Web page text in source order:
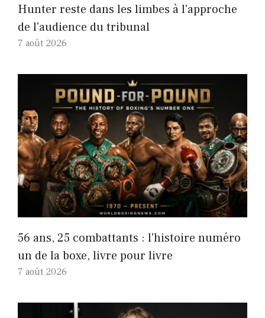
Hunter reste dans les limbes à l'approche
de l'audience du tribunal
7 août 2026
56 ans, 25 combattants : l'histoire numéro
un de la boxe, livre pour livre
7 août 2026